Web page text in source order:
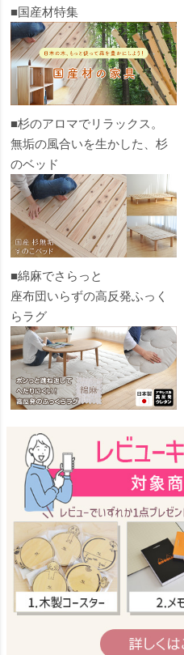
■国産材特集
■杉のアロマでリラックス。
無垢の風合いを生かした、杉
のベッド
■綿麻でさらっと
座布団いらずの高反発ふっく
らラグ